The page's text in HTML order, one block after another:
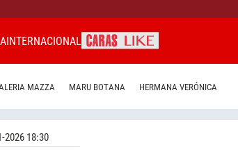
INTERNACIONAL
MAZZA MARU BOTANA HERMANA VERÓNICA
2026 18:30